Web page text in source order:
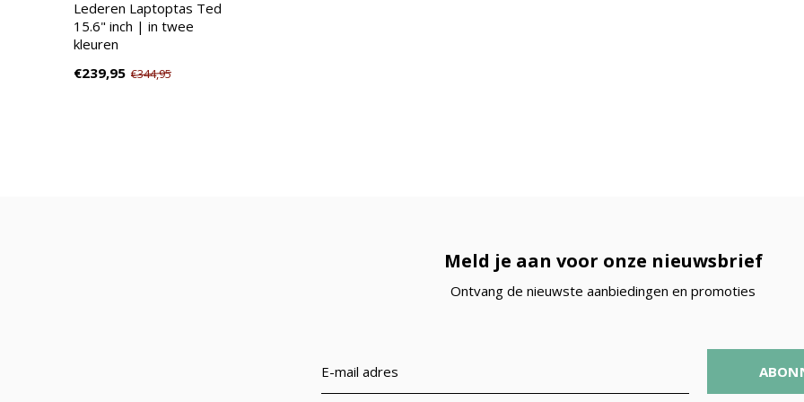
Lederen Laptoptas Ted
15.6" inch | in twee
kleuren
€239,95 €344,95
Meld je aan voor onze nieuwsbrief
Ontvang de nieuwste aanbiedingen en promoties